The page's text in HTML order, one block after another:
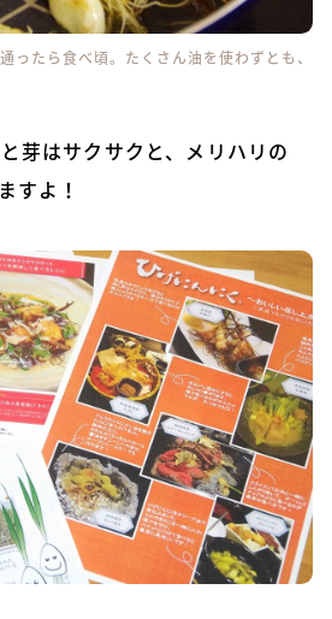
ったら食べ頃。たくさん油を使わずとも、
芽はサクサクと、メリハリの
すよ！